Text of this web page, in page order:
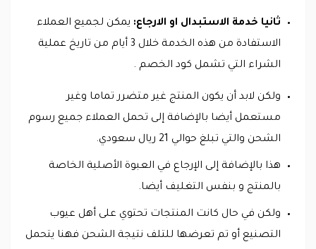
ثانيا خدمة الاستبدال او الارجاع: يمكن لجميع العملاء
الاستفادة من هذه الخدمة خلال 3 أيام من تاريخ عملية
الشراء التي تشمل كود الخصم .
ولكن لابد أن يكون المنتج غير متضرر تماما وغير
مستعمل أيضا بالإضافة إلى تحمل العملاء جميع رسوم
الشحن والتي تبلغ حوالي 21 ريال سعودي.
هذا بالإضافة إلى الإرجاع في العبوة الأصلية الخاصة
بالمنتج و بنفس التغليف أيضا.
ولكن في حال كانت المنتجات تحتوي على أهل عيوب
التصنيع أو تم تعرضها للتلف نتيجة الشحن فهنا يتحمل